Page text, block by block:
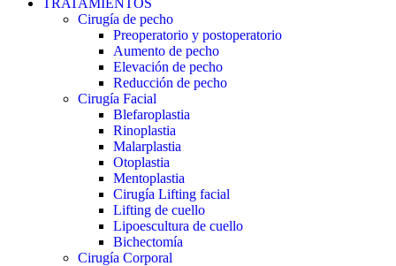
TRATAMIENTOS
Cirugía de pecho
Preoperatorio y postoperatorio
Aumento de pecho
Elevación de pecho
Reducción de pecho
Cirugía Facial
Blefaroplastia
Rinoplastia
Malarplastia
Otoplastia
Mentoplastia
Cirugía Lifting facial
Lifting de cuello
Lipoescultura de cuello
Bichectomía
Cirugía Corporal